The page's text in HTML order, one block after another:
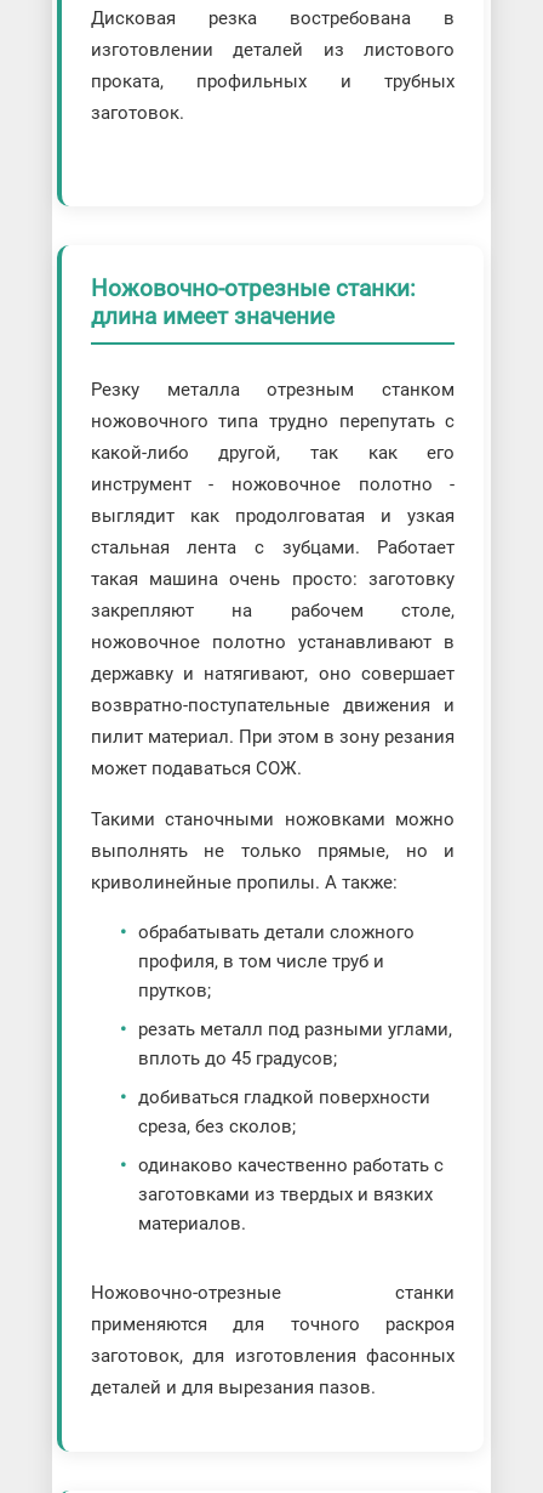
Дисковая резка востребована в
изготовлении деталей из листового
проката, профильных и трубных
заготовок.
Ножовочно-отрезные станки:
длина имеет значение
Резку металла отрезным станком
ножовочного типа трудно перепутать с
какой-либо другой, так как его
инструмент - ножовочное полотно -
выглядит как продолговатая и узкая
стальная лента с зубцами. Работает
такая машина очень просто: заготовку
закрепляют на рабочем столе,
ножовочное полотно устанавливают в
державку и натягивают, оно совершает
возвратно-поступательные движения и
пилит материал. При этом в зону резания
может подаваться СОЖ.
Такими станочными ножовками можно
выполнять не только прямые, но и
криволинейные пропилы. А также:
обрабатывать детали сложного
профиля, в том числе труб и
прутков;
резать металл под разными углами,
вплоть до 45 градусов;
добиваться гладкой поверхности
среза, без сколов;
одинаково качественно работать с
заготовками из твердых и вязких
материалов.
Ножовочно-отрезные станки
применяются для точного раскроя
заготовок, для изготовления фасонных
деталей и для вырезания пазов.